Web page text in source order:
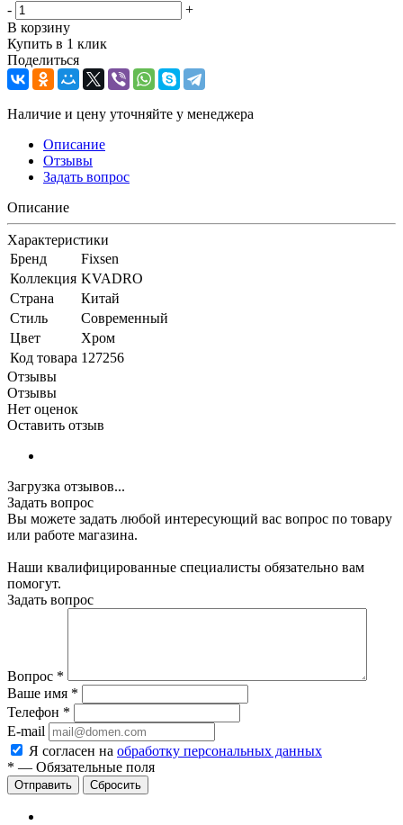
-
+
В корзину
Купить в 1 клик
Поделиться
Наличие и цену уточняйте у менеджера
Описание
Отзывы
Задать вопрос
Описание
Характеристики
Бренд
Fixsen
Коллекция KVADRO
Страна
Китай
Стиль
Современный
Цвет
Хром
Код товара 127256
Отзывы
Отзывы
Нет оценок
Оставить отзыв
Загрузка отзывов...
Задать вопрос
Вы можете задать любой интересующий вас вопрос по товару
или работе магазина.
Наши квалифицированные специалисты обязательно вам
помогут.
Задать вопрос
Вопрос *
Ваше имя *
Телефон *
E-mail
Я согласен на обработку персональных данных
* — Обязательные поля
Сбросить